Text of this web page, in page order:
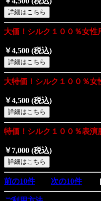
大価！シルク１００％
￥4,500 (税込)
大特価！シルク１００
￥4,500 (税込)
特価！シルク１００％
￥7,000 (税込)
前の10件 次の10件